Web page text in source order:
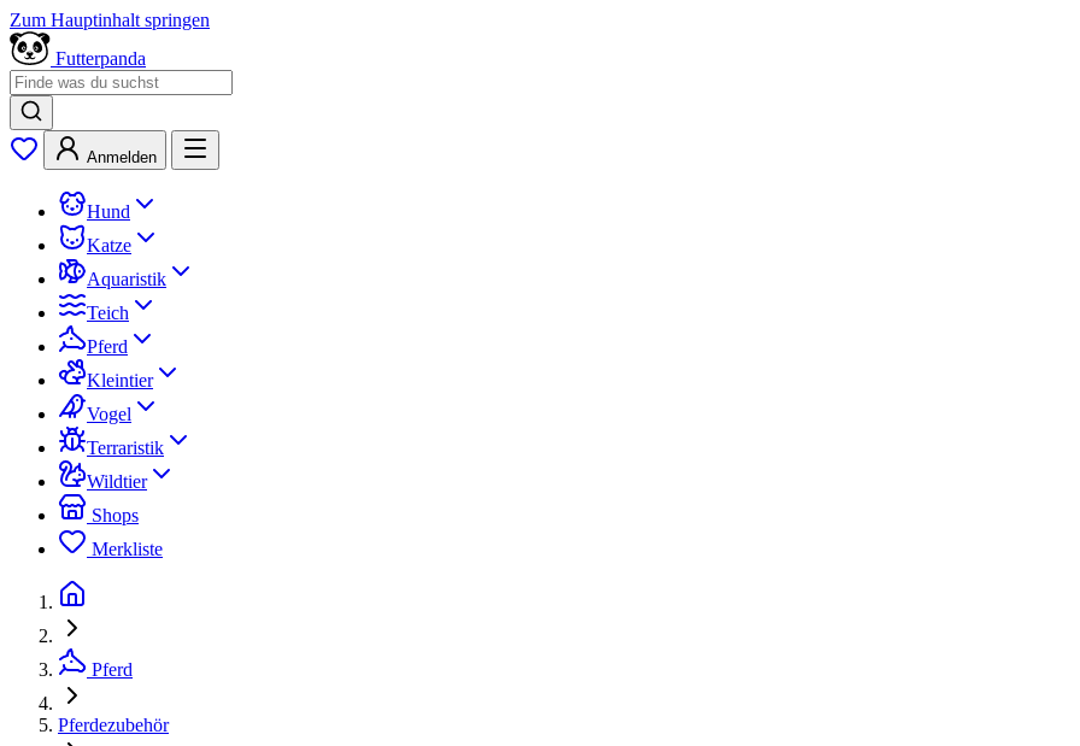
Zum Hauptinhalt springen
Futterpanda
Anmelden
Hund
Katze
Aquaristik
Teich
Pferd
Kleintier
Vogel
Terraristik
Wildtier
Shops
Merkliste
Pferd
Pferdezubehör